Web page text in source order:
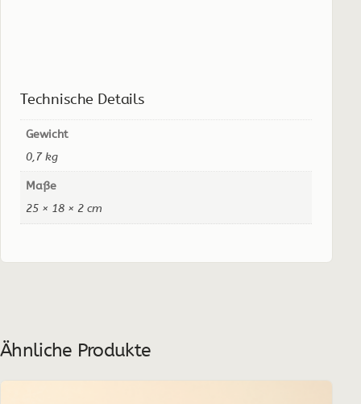
Technische Details
Gewicht
0,7 kg
Maße
25 × 18 × 2 cm
Ähnliche Produkte